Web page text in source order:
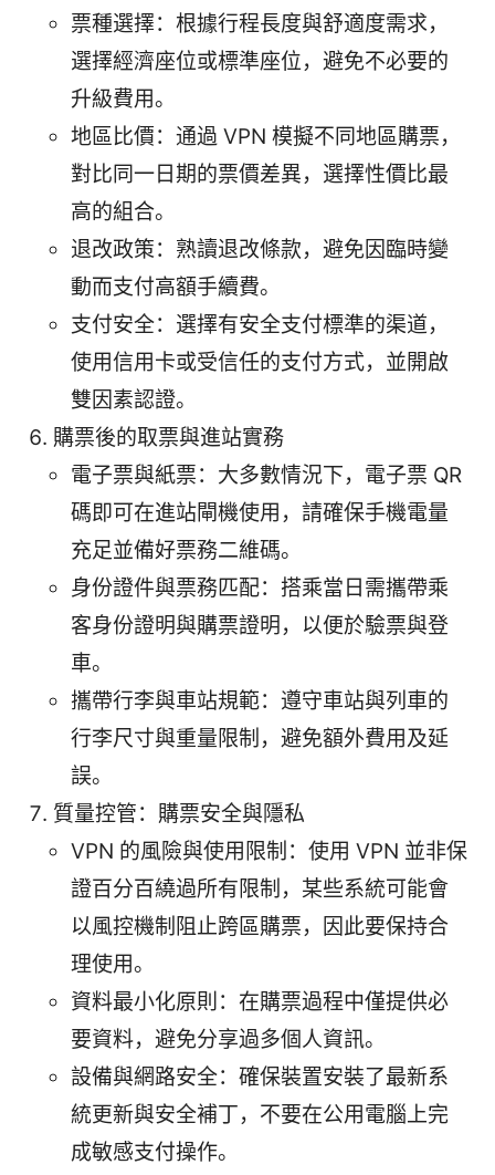
票種選擇：根據行程長度與舒適度需求，
選擇經濟座位或標準座位，避免不必要的
升級費用。
地區比價：通過 VPN 模擬不同地區購票，
對比同一日期的票價差異，選擇性價比最
高的組合。
退改政策：熟讀退改條款，避免因臨時變
動而支付高額手續費。
支付安全：選擇有安全支付標準的渠道，
使用信用卡或受信任的支付方式，並開啟
雙因素認證。
購票後的取票與進站實務
電子票與紙票：大多數情況下，電子票 QR
碼即可在進站閘機使用，請確保手機電量
充足並備好票務二維碼。
身份證件與票務匹配：搭乘當日需攜帶乘
客身份證明與購票證明，以便於驗票與登
車。
攜帶行李與車站規範：遵守車站與列車的
行李尺寸與重量限制，避免額外費用及延
誤。
質量控管：購票安全與隱私
VPN 的風險與使用限制：使用 VPN 並非保
證百分百繞過所有限制，某些系統可能會
以風控機制阻止跨區購票，因此要保持合
理使用。
資料最小化原則：在購票過程中僅提供必
要資料，避免分享過多個人資訊。
設備與網路安全：確保裝置安裝了最新系
統更新與安全補丁，不要在公用電腦上完
成敏感支付操作。